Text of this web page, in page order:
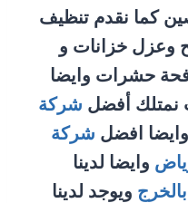
كما نقدم تنظيف
وعزل خزانات و
حشرات وايضا
نمتلك أفضل شركة
وايضا افضل شركة
وايضا لدينا
ويوجد لدينا